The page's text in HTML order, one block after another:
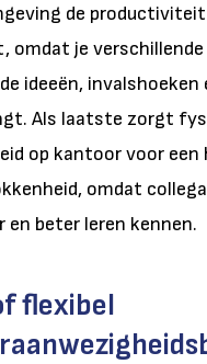
de productiviteit
omdat je
ideeën, invalshoeken
Als laatste zorgt
op kantoor voor
omdat
en beter leren kennen.
flexibel